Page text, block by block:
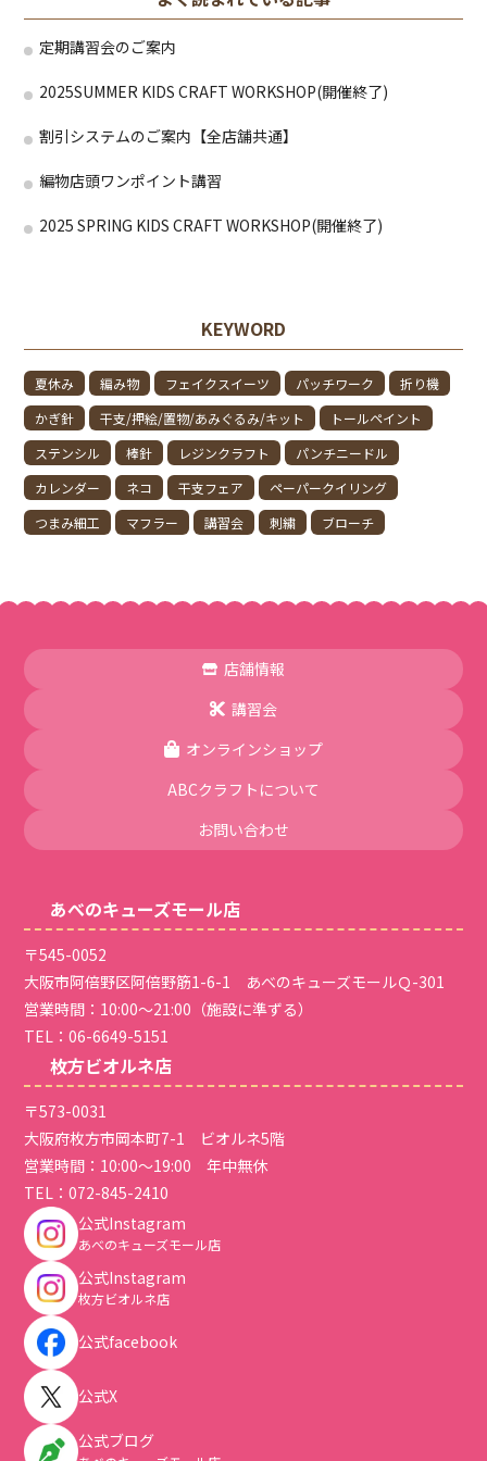
定期講習会のご案内
2025SUMMER KIDS CRAFT WORKSHOP(開催終了)
割引システムのご案内【全店舗共通】
編物店頭ワンポイント講習
2025 SPRING KIDS CRAFT WORKSHOP(開催終了)
KEYWORD
夏休み 編み物 フェイクスイーツ パッチワーク
折り機
かぎ針
干支/押絵/置物/あみぐるみ/キット
トールペイント
ステンシル
棒針 レジンクラフト
パンチニードル
カレンダー
ネコ 干支フェア
ペーパークイリング
つまみ細工
マフラー 講習会 刺繍 ブローチ
店舗情報
講習会
オンラインショップ
ABCクラフトについて
お問い合わせ
あべのキューズモール店
〒545-0052
大阪市阿倍野区阿倍野筋1-6-1 あべのキューズモールＱ-301
営業時間：10:00～21:00（施設に準ずる）
TEL：06-6649-5151
枚方ビオルネ店
〒573-0031
大阪府枚方市岡本町7-1 ビオルネ5階
営業時間：10:00～19:00 年中無休
TEL：072-845-2410
公式Instagram
あべのキューズモール店
公式Instagram
枚方ビオルネ店
公式facebook
公式X
公式ブログ